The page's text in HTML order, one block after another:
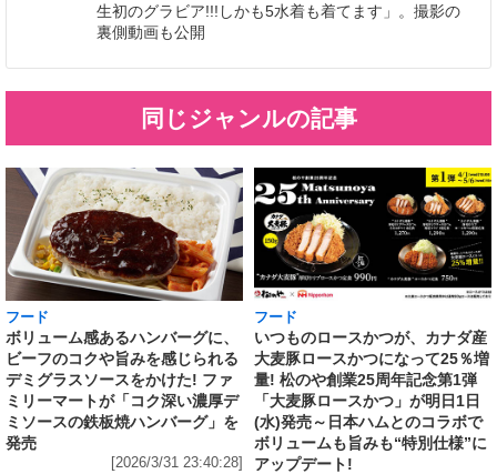
生初のグラビア!!!しかも5水着も着てます」。撮影の
裏側動画も公開
同じジャンルの記事
フード
ボリューム感あるハンバーグに、
ビーフのコクや旨みを感じられる
デミグラスソースをかけた! ファ
ミリーマートが「コク深い濃厚デ
ミソースの鉄板焼ハンバーグ」を
発売
[2026/3/31 23:40:28]
フード
いつものロースかつが、カナダ産
大麦豚ロースかつになって25％増
量! 松のや創業25周年記念第1弾
「大麦豚ロースかつ」が明日1日
(水)発売～日本ハムとのコラボで
ボリュームも旨みも“特別仕様”に
アップデート!